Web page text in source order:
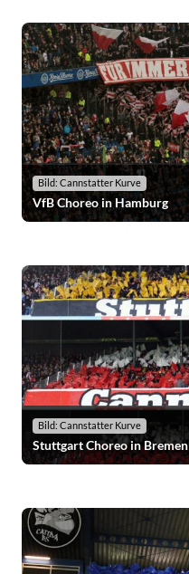
Bild: Cannstatter Kurve
VfB Choreo in Hamburg
Bild: Cannstatter Kurve
Stuttgart Choreo in Bremen